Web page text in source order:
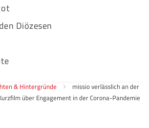
Diözesen
& Hintergründe
missio verlässlich an der
über Engagement in der Corona-Pandemie